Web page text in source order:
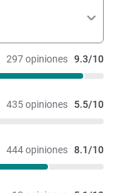
297 opiniones 9.3/10
435 opiniones 5.5/10
444 opiniones 8.1/10